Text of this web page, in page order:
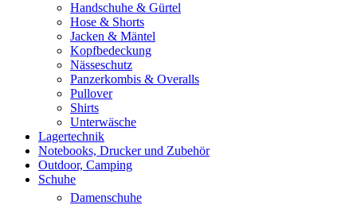
Handschuhe & Gürtel
Hose & Shorts
Jacken & Mäntel
Kopfbedeckung
Nässeschutz
Panzerkombis & Overalls
Pullover
Shirts
Unterwäsche
Lagertechnik
Notebooks, Drucker und Zubehör
Outdoor, Camping
Schuhe
Damenschuhe